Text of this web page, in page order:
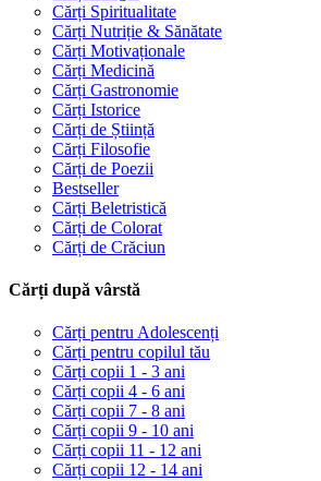
Cărți Spiritualitate
Cărți Nutriție & Sănătate
Cărți Motivaționale
Cărți Medicină
Cărți Gastronomie
Cărți Istorice
Cărți de Știință
Cărți Filosofie
Cărți de Poezii
Bestseller
Cărți Beletristică
Cărți de Colorat
Cărți de Crăciun
Cărți după vârstă
Cărți pentru Adolescenți
Cărți pentru copilul tău
Cărți copii 1 - 3 ani
Cărți copii 4 - 6 ani
Cărți copii 7 - 8 ani
Cărți copii 9 - 10 ani
Cărți copii 11 - 12 ani
Cărți copii 12 - 14 ani